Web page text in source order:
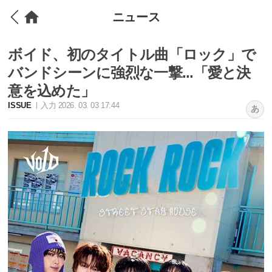
ニュース
ボイド、初のタイトル曲「ロック」で
バンドシーンに強烈な一撃...「愛と決
意を込めた」
ISSUE 入力 2026. 03. 03 17:44 あ